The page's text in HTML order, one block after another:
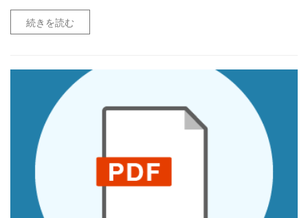
続きを読む